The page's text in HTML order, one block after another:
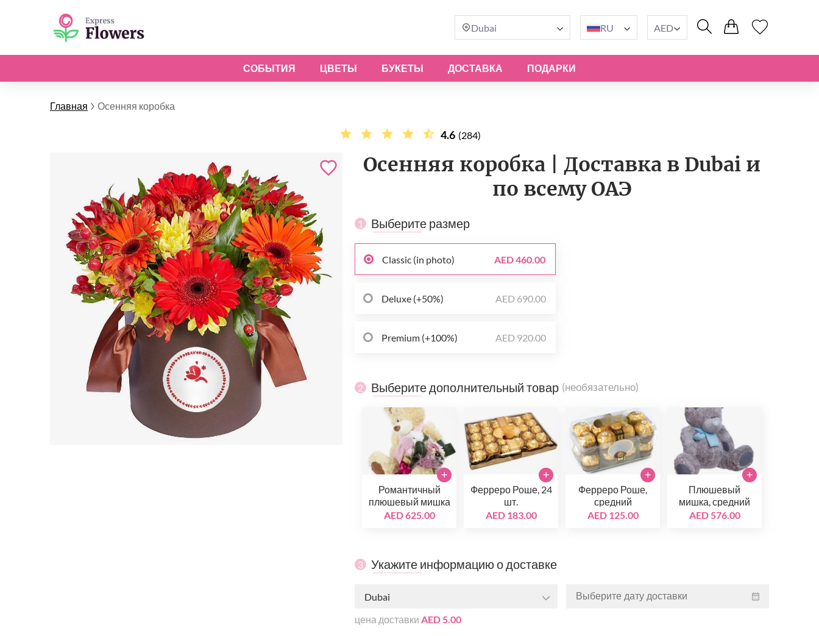
Dubai RU AED
СОБЫТИЯ ЦВЕТЫ БУКЕТЫ ДОСТАВКА ПОДАРКИ
Главная Осенняя коробка
4.6 (284)
Осенняя коробка | Доставка в Dubai и
по всему ОАЭ
1 Выберите размер
Classic (in photo) AED 460.00
Deluxe (+50%) AED 690.00
Premium (+100%) AED 920.00
2 Выберите дополнительный товар (необязательно)
Романтичный
плюшевый мишка
AED 625.00
+
Ферреро Роше, 24
шт.
AED 183.00
+
Ферреро Роше,
средний
AED 125.00
+
Плюшевый
мишка, средний
AED 576.00
+
3 Укажите информацию о доставке
Dubai
цена доставкиAED 5.00